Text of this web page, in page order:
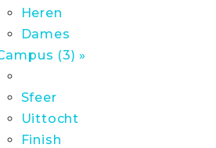
Heren
Dames
(3) »
Sfeer
Uittocht
Finish